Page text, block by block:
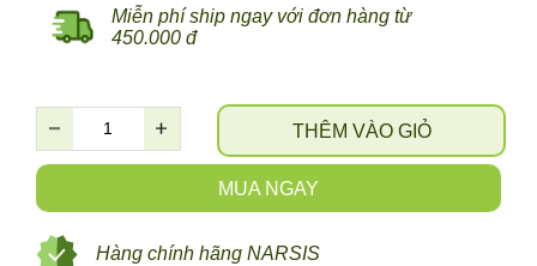
MUA NGAY
THÊM VÀO GIỎ
Miễn phí ship ngay với đơn hàng từ
450.000 đ
Hàng chính hãng NARSIS